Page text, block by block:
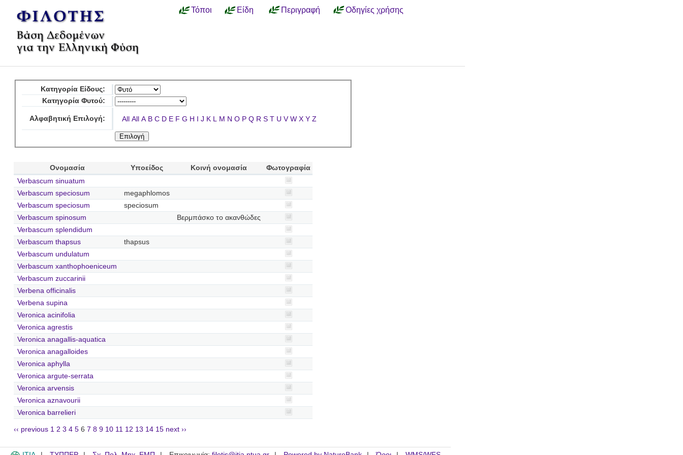
Τόποι Είδη Περιγραφή Οδηγίες χρήσης
Κατηγορία Είδους:
Κατηγορία Φυτού:
Αλφαβητική Επιλογή: All All A B C D E F G H I J K L M N O P Q R S T U V W X Y Z
Ονομασία Υποείδος Κοινή ονομασία
Φωτογραφία
Verbascum sinuatum
Verbascum speciosum
megaphlomos
Verbascum speciosum
speciosum
Verbascum spinosum
Βερμπάσκο το ακανθώδες
Verbascum splendidum
Verbascum thapsus
thapsus
Verbascum undulatum
Verbascum xanthophoeniceum
Verbascum zuccarinii
Verbena officinalis
Verbena supina
Veronica acinifolia
Veronica agrestis
Veronica anagallis-aquatica
Veronica anagalloides
Veronica aphylla
Veronica argute-serrata
Veronica arvensis
Veronica aznavourii
Veronica barrelieri
‹‹ previous 1 2 3 4 5 6 7 8 9 10 11 12 13 14 15 next ››